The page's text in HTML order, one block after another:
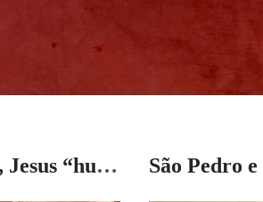
Em Nazaré, Jesus “humanizou-se” na escola do trabalho